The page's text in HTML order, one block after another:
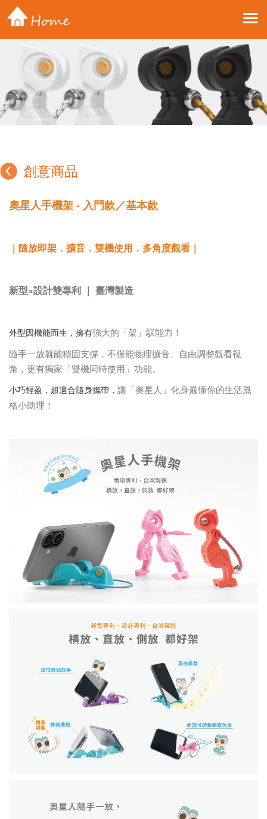
創意商品
奧星人手機架 - 入門款／基本款
｜隨放即架．擴音．雙機使用．多角度觀看｜
新型×設計雙專利 ｜ 臺灣製造
外型因機能而生，擁有強大的「架」馭能力！
隨手一放就能穩固支撐，不僅能物理擴音、自由調整觀看視
角，更有獨家「雙機同時使用」功能。
小巧輕盈，超適合隨身攜帶， 讓「奧星人」化身最懂你的生活風
格小助理！